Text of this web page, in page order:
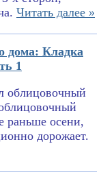
Читать далее »
дома: Кладка
1
облицовочный
раньше осени,
дорожает.